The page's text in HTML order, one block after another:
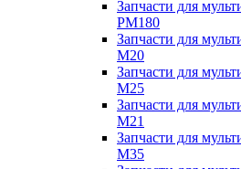
Запчасти для
PM180
Запчасти для
M20
Запчасти для
M25
Запчасти для
M21
Запчасти для
M35